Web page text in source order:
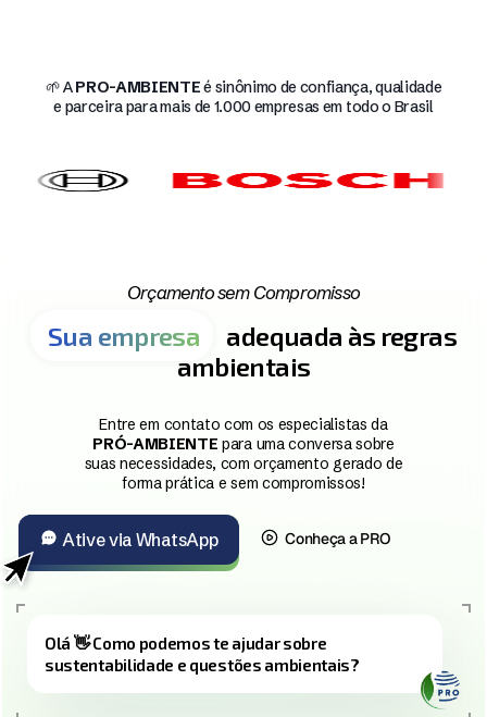
🌱 APRO-AMBIENTEé sinônimo de confiança, qualidade
e parceira para mais de 1.000 empresas em todo o Brasil
Olá 👋Como podemoste ajudar sobre
sustentabilidade e questões ambientais?
Orçamento sem Compromisso
Sua empresa
adequada às regras
ambientais
Entre em contato com os especialistas da
PRÓ-AMBIENTE para uma conversa sobre
suas necessidades, com orçamento gerado de
forma prática e sem compromissos!
Ative via WhatsApp Conheça a PRO